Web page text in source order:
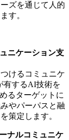
ズを通じて人的
す。
ニケーション支
けるコミュニケ
有するAI技術を
るターゲットに
やパーパスと融
策定します。
ナルコミュニケ